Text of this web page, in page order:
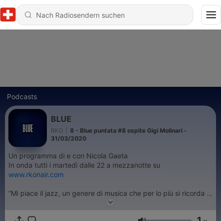
Podcasts
BLUE
RKO
8 - Blue puntata #8 ospite Gigi Molinari -
31/03/2020
Un programma di e con Nicola Gaeta
In onda tutti i martedì dalle 22 a mezzanotte su
www.rkonair.com
“Mi piace il jazz, un genere di musica che per lo più si ricorda in
bianco e nero. Certo, il rosso fuoco degli occhi strafatti di